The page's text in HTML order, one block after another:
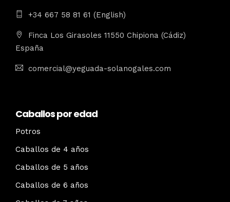
+34 667 58 81 61 (English)
Finca Los Girasoles 11550 Chipiona (Cádiz)
España
comercial@yeguada-solanogales.com
Caballos por edad
Potros
Caballos de 4 años
Caballos de 5 años
Caballos de 6 años